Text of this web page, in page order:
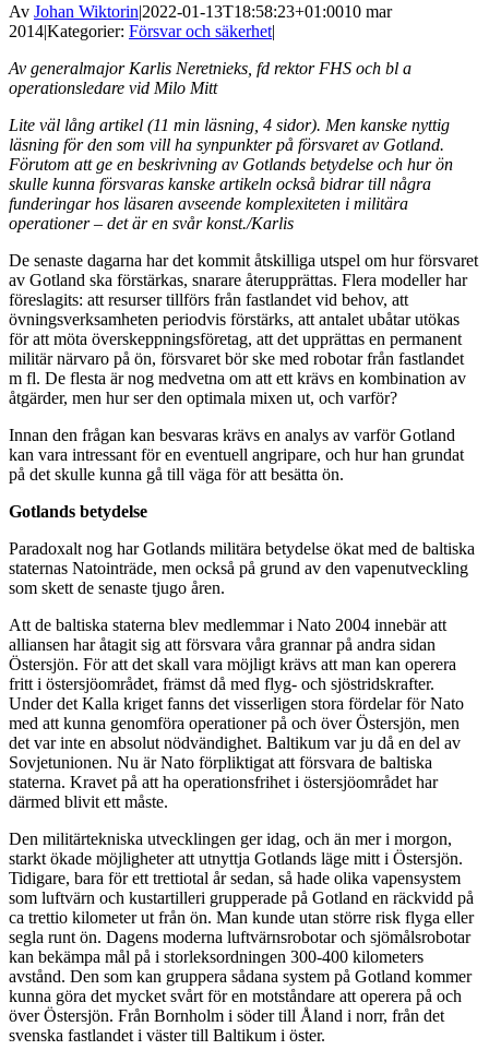
Av Johan Wiktorin|2022-01-13T18:58:23+01:0010 mar
2014|Kategorier: Försvar och säkerhet|
Av generalmajor Karlis Neretnieks, fd rektor FHS och bl a
operationsledare vid Milo Mitt
Lite väl lång artikel (11 min läsning, 4 sidor). Men kanske nyttig
läsning för den som vill ha synpunkter på försvaret av Gotland.
Förutom att ge en beskrivning av Gotlands betydelse och hur ön
skulle kunna försvaras kanske artikeln också bidrar till några
funderingar hos läsaren avseende komplexiteten i militära
operationer – det är en svår konst./Karlis
De senaste dagarna har det kommit åtskilliga utspel om hur försvaret
av Gotland ska förstärkas, snarare återupprättas. Flera modeller har
föreslagits: att resurser tillförs från fastlandet vid behov, att
övningsverksamheten periodvis förstärks, att antalet ubåtar utökas
för att möta överskeppningsföretag, att det upprättas en permanent
militär närvaro på ön, försvaret bör ske med robotar från fastlandet
m fl. De flesta är nog medvetna om att ett krävs en kombination av
åtgärder, men hur ser den optimala mixen ut, och varför?
Innan den frågan kan besvaras krävs en analys av varför Gotland
kan vara intressant för en eventuell angripare, och hur han grundat
på det skulle kunna gå till väga för att besätta ön.
Gotlands betydelse
Paradoxalt nog har Gotlands militära betydelse ökat med de baltiska
staternas Natointräde, men också på grund av den vapenutveckling
som skett de senaste tjugo åren.
Att de baltiska staterna blev medlemmar i Nato 2004 innebär att
alliansen har åtagit sig att försvara våra grannar på andra sidan
Östersjön. För att det skall vara möjligt krävs att man kan operera
fritt i östersjöområdet, främst då med flyg- och sjöstridskrafter.
Under det Kalla kriget fanns det visserligen stora fördelar för Nato
med att kunna genomföra operationer på och över Östersjön, men
det var inte en absolut nödvändighet. Baltikum var ju då en del av
Sovjetunionen. Nu är Nato förpliktigat att försvara de baltiska
staterna. Kravet på att ha operationsfrihet i östersjöområdet har
därmed blivit ett måste.
Den militärtekniska utvecklingen ger idag, och än mer i morgon,
starkt ökade möjligheter att utnyttja Gotlands läge mitt i Östersjön.
Tidigare, bara för ett trettiotal år sedan, så hade olika vapensystem
som luftvärn och kustartilleri grupperade på Gotland en räckvidd på
ca trettio kilometer ut från ön. Man kunde utan större risk flyga eller
segla runt ön. Dagens moderna luftvärnsrobotar och sjömålsrobotar
kan bekämpa mål på i storleksordningen 300-400 kilometers
avstånd. Den som kan gruppera sådana system på Gotland kommer
kunna göra det mycket svårt för en motståndare att operera på och
över Östersjön. Från Bornholm i söder till Åland i norr, från det
svenska fastlandet i väster till Baltikum i öster.